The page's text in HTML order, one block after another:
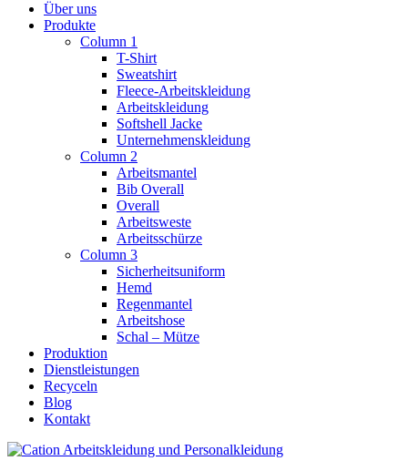
Über uns
Produkte
Column 1
T-Shirt
Sweatshirt
Fleece-Arbeitskleidung
Arbeitskleidung
Softshell Jacke
Unternehmenskleidung
Column 2
Arbeitsmantel
Bib Overall
Overall
Arbeitsweste
Arbeitsschürze
Column 3
Sicherheitsuniform
Hemd
Regenmantel
Arbeitshose
Schal – Mütze
Produktion
Dienstleistungen
Recyceln
Blog
Kontakt